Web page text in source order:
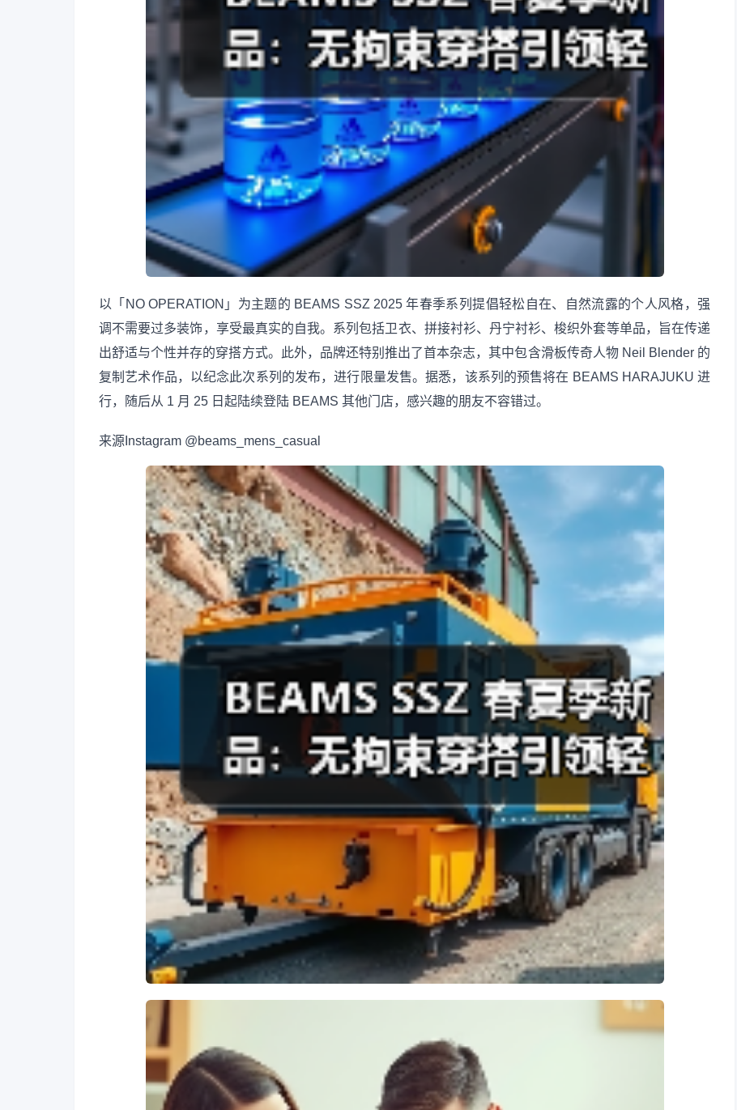
以「NO OPERATION」为主题的 BEAMS SSZ 2025 年春季系列提倡轻松自在、自然流露的个人风格，强
调不需要过多装饰，享受最真实的自我。系列包括卫衣、拼接衬衫、丹宁衬衫、梭织外套等单品，旨在传递
出舒适与个性并存的穿搭方式。此外，品牌还特别推出了首本杂志，其中包含滑板传奇人物 Neil Blender 的
复制艺术作品，以纪念此次系列的发布，进行限量发售。据悉，该系列的预售将在 BEAMS HARAJUKU 进
行，随后从 1 月 25 日起陆续登陆 BEAMS 其他门店，感兴趣的朋友不容错过。
来源 Instagram @beams_mens_casual